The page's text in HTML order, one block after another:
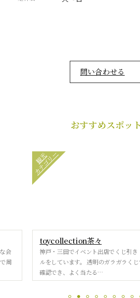
問い合わせる
おすすめスポット
会
周
観光
カテゴリー
toycollection茶々
神戸・三田でイベント出店でくじ引き
ルをしています。 透明のガラガラく
確認でき、よく当たる…